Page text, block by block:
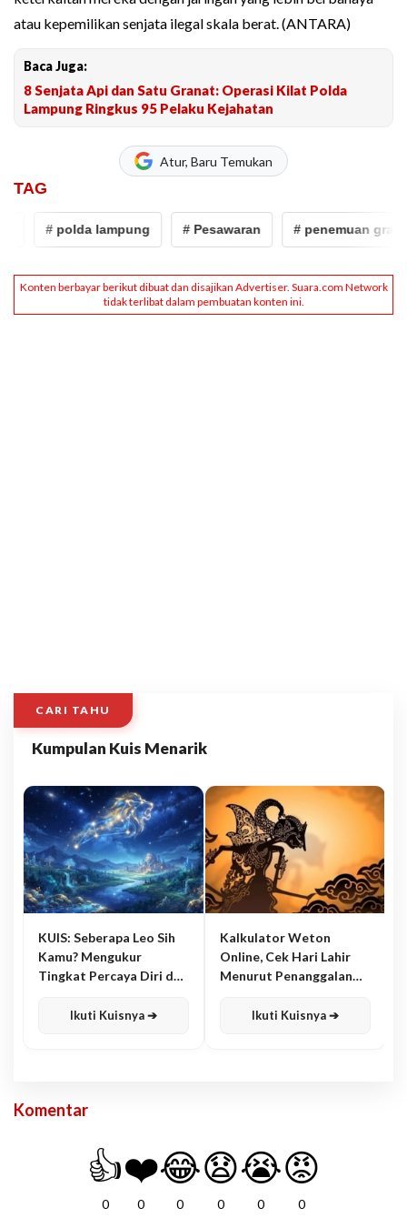
atau kepemilikan senjata ilegal skala berat. (ANTARA)
Baca Juga:
8 Senjata Api dan Satu Granat: Operasi Kilat Polda
Lampung Ringkus 95 Pelaku Kejahatan
Atur, Baru Temukan
TAG
# polda lampung # Pesawaran # penemuan granat
CARI TAHU
Kumpulan Kuis Menarik
KUIS: Seberapa Leo Sih
Kamu? Mengukur
Tingkat Percaya Diri dan
Ikuti Kuisnya ➔
Kalkulator Weton
Online, Cek Hari Lahir
Menurut Penanggalan
Ikuti Kuisnya ➔
Komentar
👍
0
❤️
0
😂
0
😧
0
😭
0
😡
0